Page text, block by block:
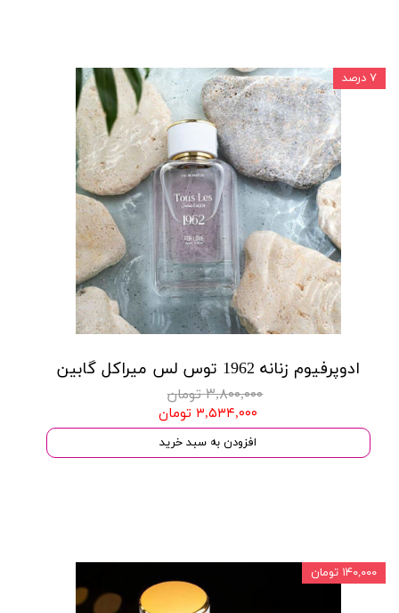
ادوپرفیوم زنانه 1962 توس لس میراکل گابین
۳,۸۰۰,۰۰۰ تومان
۳,۵۳۴,۰۰۰ تومان
افزودن به سبد خرید
۷ درصد
۱۴۰,۰۰۰ تومان